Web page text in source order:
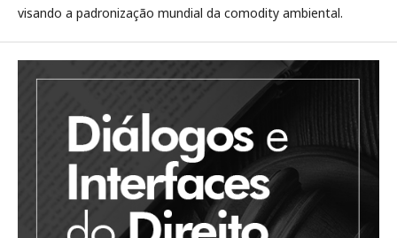
visando a padronização mundial da comodity ambiental.